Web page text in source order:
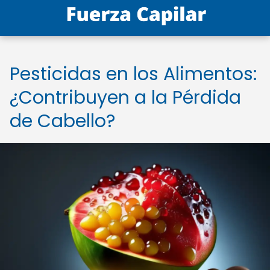
Pesticidas en los Alimentos:
¿Contribuyen a la Pérdida
de Cabello?